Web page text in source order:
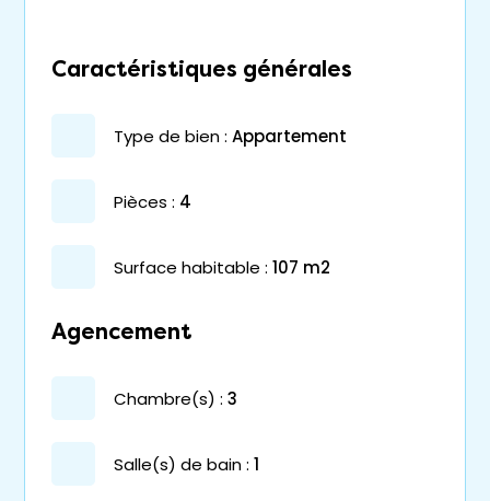
Caractéristiques générales
type de bien : appartement
pièces : 4
surface habitable : 107 m2
Agencement
chambre(s) : 3
salle(s) de bain : 1